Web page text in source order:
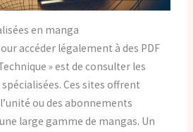
en manga
accéder légalement à des PDF
» est de consulter les
Ces sites offrent
ou des abonnements
large gamme de mangas. Un